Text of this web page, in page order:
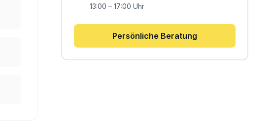
13:00 – 17:00 Uhr
Persönliche Beratung